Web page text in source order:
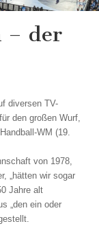
– der
diversen TV-
den großen Wurf,
WM (19.
von 1978,
„hätten wir sogar
Jahre alt
„den ein oder